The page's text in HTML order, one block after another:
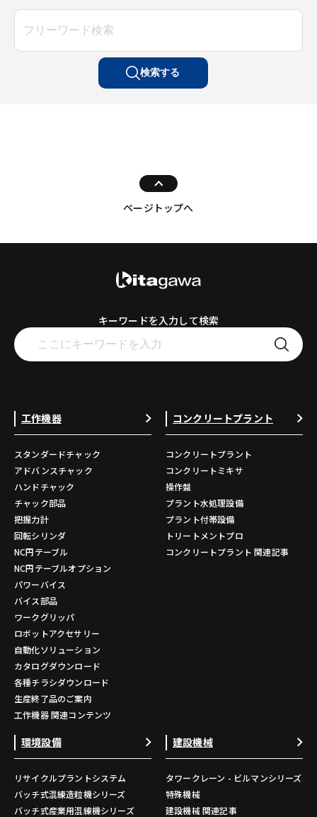
検索する
ページトップへ
キーワードを入力して検索
工作機器
スタンダードチャック
アドバンスチャック
ハンドチャック
チャック部品
把握力計
回転シリンダ
NC円テーブル
NC円テーブルオプション
パワーバイス
バイス部品
ワークグリッパ
ロボットアクセサリー
自動化ソリューション
カタログダウンロード
各種チラシダウンロード
生産終了品のご案内
工作機器 関連コンテンツ
コンクリートプラント
コンクリートプラント
コンクリートミキサ
操作盤
プラント水処理設備
プラント付帯設備
トリートメントプロ
コンクリートプラント 関連記事
環境設備
リサイクルプラントシステム
バッチ式混練造粒機シリーズ
バッチ式産業用混練機シリーズ
建設機械
タワークレーン - ビルマンシリーズ
特殊機械
建設機械 関連記事